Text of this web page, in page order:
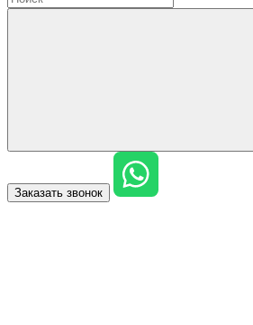
Заказать звонок